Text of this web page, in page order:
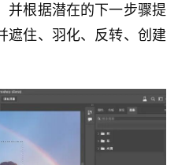
并根据潜在的下一步骤提
遮住、羽化、反转、创建